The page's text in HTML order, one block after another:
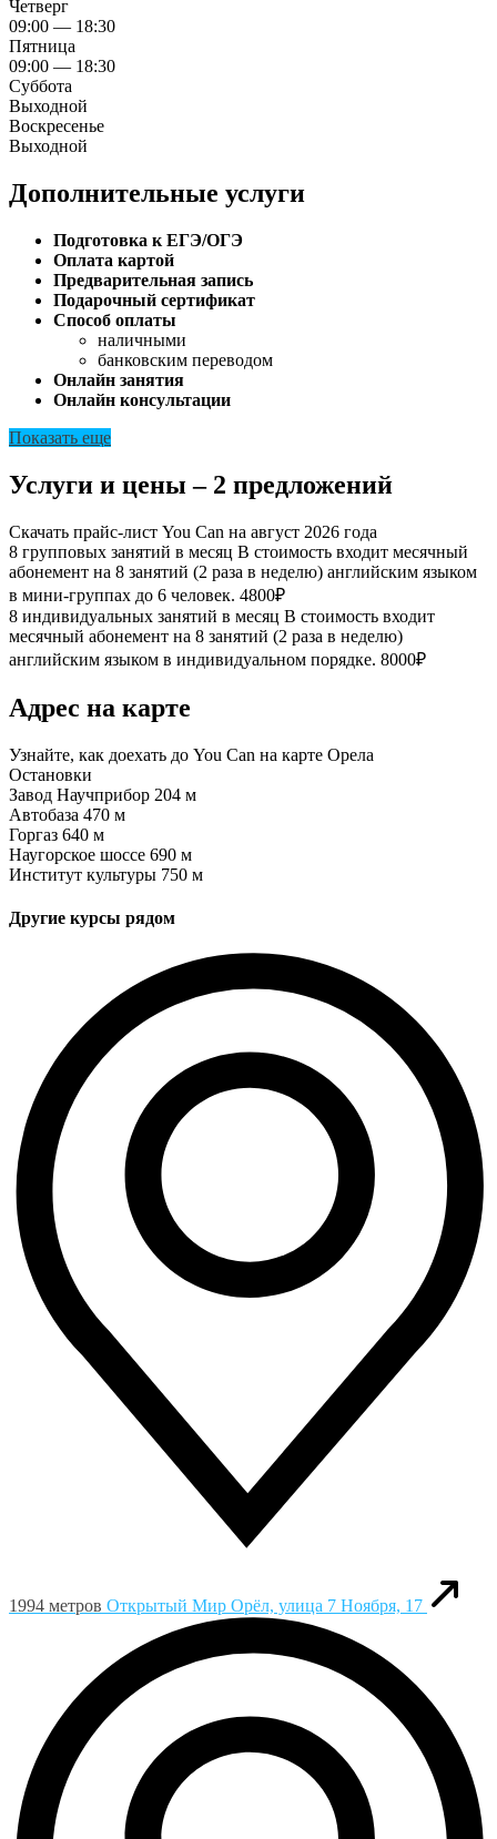
Четверг
09:00 — 18:30
Пятница
09:00 — 18:30
Суббота
Выходной
Воскресенье
Выходной
Дополнительные услуги
Подготовка к ЕГЭ/ОГЭ
Оплата картой
Предварительная запись
Подарочный сертификат
Способ оплаты
наличными
банковским переводом
Онлайн занятия
Онлайн консультации
Показать еще
Услуги и цены – 2 предложений
Скачать прайс-лист You Can на август 2026 года
8 групповых занятий в месяц В стоимость входит месячный
абонемент на 8 занятий (2 раза в неделю) английским языком
в мини-группах до 6 человек. 4800₽
8 индивидуальных занятий в месяц В стоимость входит
месячный абонемент на 8 занятий (2 раза в неделю)
английским языком в индивидуальном порядке. 8000₽
Адрес на карте
Узнайте, как доехать до You Can на карте Орела
Остановки
Завод Научприбор 204 м
Автобаза 470 м
Горгаз 640 м
Наугорское шоссе 690 м
Институт культуры 750 м
Другие курсы рядом
1994 метров Открытый Мир Орёл, улица 7 Ноября, 17